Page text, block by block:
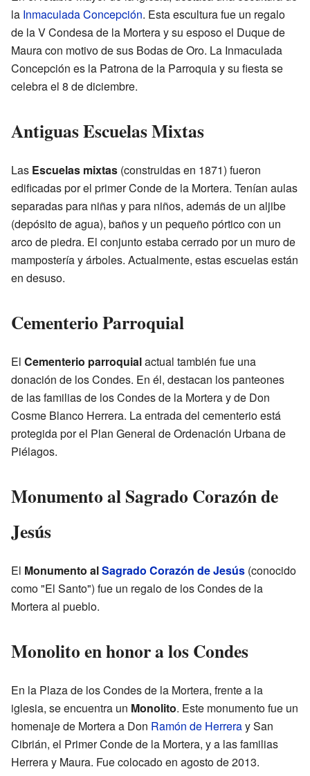
la Inmaculada Concepción. Esta escultura fue un regalo
de la V Condesa de la Mortera y su esposo el Duque de
Maura con motivo de sus Bodas de Oro. La Inmaculada
Concepción es la Patrona de la Parroquia y su fiesta se
celebra el 8 de diciembre.
Antiguas Escuelas Mixtas
Las Escuelas mixtas (construidas en 1871) fueron
edificadas por el primer Conde de la Mortera. Tenían aulas
separadas para niñas y para niños, además de un aljibe
(depósito de agua), baños y un pequeño pórtico con un
arco de piedra. El conjunto estaba cerrado por un muro de
mampostería y árboles. Actualmente, estas escuelas están
en desuso.
Cementerio Parroquial
El Cementerio parroquialactual también fue una
donación de los Condes. En él, destacan los panteones
de las familias de los Condes de la Mortera y de Don
Cosme Blanco Herrera. La entrada del cementerio está
protegida por el Plan General de Ordenación Urbana de
Piélagos.
Monumento al Sagrado Corazón de
Jesús
El Monumento alSagrado Corazón de Jesús (conocido
como "El Santo") fue un regalo de los Condes de la
Mortera al pueblo.
Monolito en honor a los Condes
En la Plaza de los Condes de la Mortera, frente a la
iglesia, se encuentra un Monolito. Este monumento fue un
homenaje de Mortera a Don Ramón de Herreray San
Cibrián, el Primer Conde de la Mortera, y a las familias
Herrera y Maura. Fue colocado en agosto de 2013.